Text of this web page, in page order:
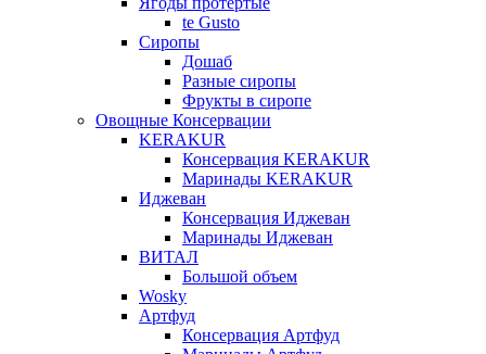
te Gusto
Сиропы
Дошаб
Разные сиропы
Фрукты в сиропе
Овощные Консервации
KERAKUR
Консервация KERAKUR
Маринады KERAKUR
Иджеван
Консервация Иджеван
Маринады Иджеван
ВИТАЛ
Большой объем
Wosky
Артфуд
Консервация Артфуд